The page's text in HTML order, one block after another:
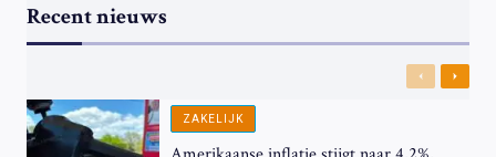
Recent nieuws
Previous
Next
ZAKELIJK